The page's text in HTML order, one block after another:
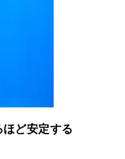
ど安定する